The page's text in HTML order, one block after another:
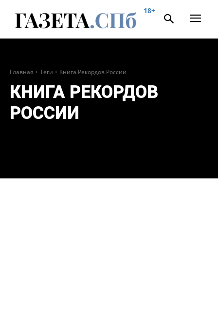
18+
Главная Теги Книга Рекордов России
КНИГА РЕКОРДОВ
РОССИИ